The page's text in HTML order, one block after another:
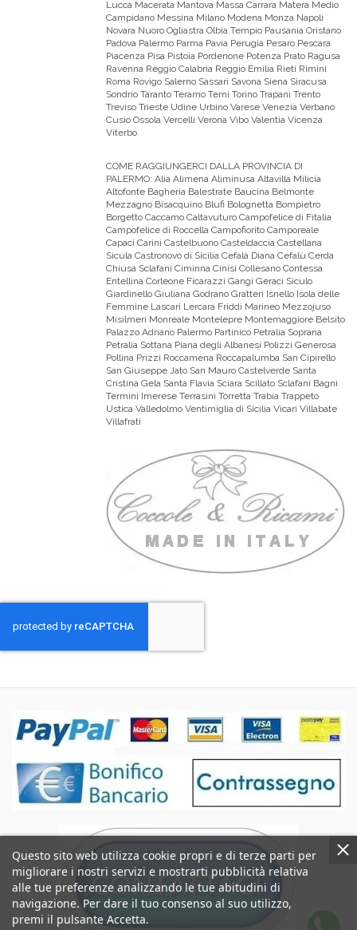
Lucca Macerata Mantova Massa Carrara Matera Medio
Campidano Messina Milano Modena Monza Napoli
Novara Nuoro Ogliastra Olbia Tempio Pausania Oristano
Padova Palermo Parma Pavia Perugia Pesaro Pescara
Piacenza Pisa Pistoia Pordenone Potenza Prato Ragusa
Ravenna Reggio Calabria Reggio Emilia Rieti Rimini
Roma Rovigo Salerno Sassari Savona Siena Siracusa
Sondrio Taranto Teramo Terni Torino Trapani Trento
Treviso Trieste Udine Urbino Varese Venezia Verbano
Cusio Ossola Vercelli Verona Vibo Valentia Vicenza
Viterbo
COME RAGGIUNGERCI DALLA PROVINCIA DI
PALERMO: Alia Alimena Aliminusa Altavilla Milicia
Altofonte Bagheria Balestrate Baucina Belmonte
Mezzagno Bisacquino Blufi Bolognetta Bompietro
Borgetto Caccamo Caltavuturo Campofelice di Fitalia
Campofelice di Roccella Campofiorito Camporeale
Capaci Carini Castelbuono Casteldaccia Castellana
Sicula Castronovo di Sicilia Cefalà Diana Cefalù Cerda
Chiusa Sclafani Ciminna Cinisi Collesano Contessa
Entellina Corleone Ficarazzi Gangi Geraci Siculo
Giardinello Giuliana Godrano Gratteri Isnello Isola delle
Femmine Lascari Lercara Friddi Marineo Mezzojuso
Misilmeri Monreale Montelepre Montemaggiore Belsito
Palazzo Adriano Palermo Partinico Petralia Soprana
Petralia Sottana Piana degli Albanesi Polizzi Generosa
Pollina Prizzi Roccamena Roccapalumba San Cipirello
San Giuseppe Jato San Mauro Castelverde Santa
Cristina Gela Santa Flavia Sciara Scillato Sclafani Bagni
Termini Imerese Terrasini Torretta Trabia Trappeto
Ustica Valledolmo Ventimiglia di Sicilia Vicari Villabate
Villafrati
Questo sito web utilizza cookie propri e di terze parti per
migliorare i nostri servizi e mostrarti pubblicità relativa
alle tue preferenze analizzando le tue abitudini di
navigazione. Per dare il tuo consenso al suo utilizzo,
premi il pulsante Accetta.